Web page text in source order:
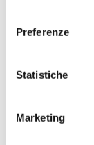
Preferenze
Statistiche
Marketing